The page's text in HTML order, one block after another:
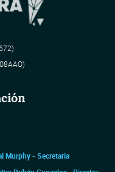
Murphy - Secretaria